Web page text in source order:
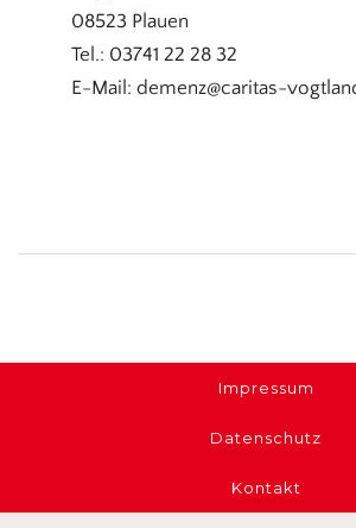
08523 Plauen
Tel.: 03741 22 28 32
E-Mail: demenz@caritas-
Impressum
Datenschutz
Kontakt